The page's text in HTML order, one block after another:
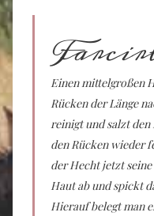
Einen mittelgroßen
Rücken der Länge
reinigt und salzt
den Rücken wieder
der Hecht jetzt
Haut ab und spickt
Hierauf belegt man